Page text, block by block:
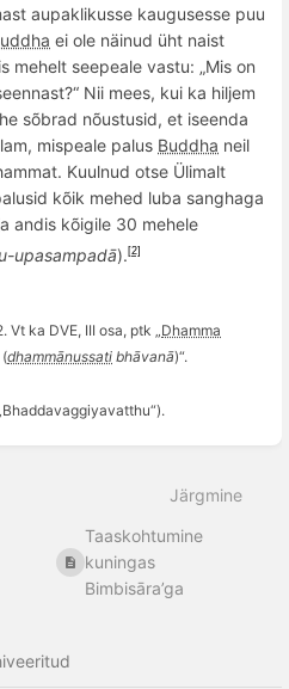
aupaklikusse kaugusesse puu
ei ole näinud üht naist
mehelt seepeale vastu: „Mis on
Nii mees, kui ka hiljem
sõbrad nõustusid, et iseenda
mispeale palus Buddha neil
Kuulnud otse Ülimalt
kõik mehed luba sanghaga
andis kõigile 30 mehele
upasampadā). [2]
ka DVE, III osa, ptk „ Dhamma
dhammānussati bhāvanā)“.
Järgmine
Taaskohtumine
kuningas
Bimbisāra’ga